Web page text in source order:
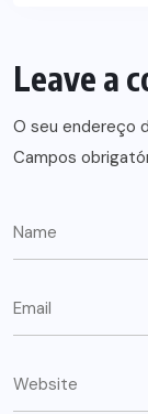
Leave a
O seu endereço
Campos